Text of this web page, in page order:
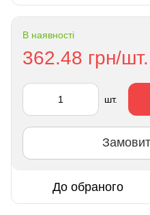
В наявності
362.48 грн/шт.
шт.
До обраного